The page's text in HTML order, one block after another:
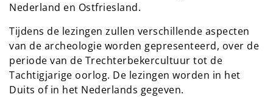
Nederland en Ostfriesland.
Tijdens de lezingen zullen verschillende aspecten
van de archeologie worden gepresenteerd, over de
periode van de Trechterbekercultuur tot de
Tachtigjarige oorlog. De lezingen worden in het
Duits of in het Nederlands gegeven.